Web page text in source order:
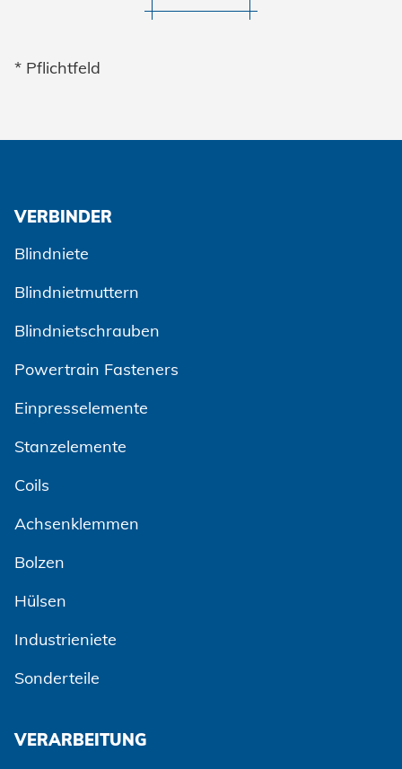
* Pflichtfeld
VERBINDER
Blindniete
Blindnietmuttern
Blindnietschrauben
Powertrain Fasteners
Einpresselemente
Stanzelemente
Coils
Achsenklemmen
Bolzen
Hülsen
Industrieniete
Sonderteile
VERARBEITUNG